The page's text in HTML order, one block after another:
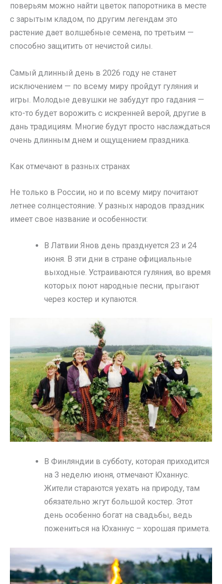
поверьям можно найти цветок папоротника в месте
с зарытым кладом, по другим легендам это
растение дает волшебные семена, по третьим —
способно защитить от нечистой силы.
Самый длинный день в 2026 году не станет
исключением — по всему миру пройдут гуляния и
игры. Молодые девушки не забудут про гадания —
кто-то будет ворожить с искренней верой, другие в
дань традициям. Многие будут просто наслаждаться
очень длинным днем и ощущением праздника.
Как отмечают в разных странах
Не только в России, но и по всему миру почитают
летнее солнцестояние. У разных народов праздник
имеет свое название и особенности:
В Латвии Янов день празднуется 23 и 24
июня. В эти дни в стране официальные
выходные. Устраиваются гуляния, во время
которых поют народные песни, прыгают
через костер и купаются.
В Финляндии в субботу, которая приходится
на 3 неделю июня, отмечают Юханнус.
Жители стараются уехать на природу, там
обязательно жгут большой костер. Этот
день особенно богат на свадьбы, ведь
пожениться на Юханнус – хорошая примета.